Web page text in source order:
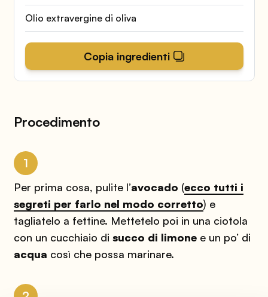
Olio extravergine di oliva
Copia ingredienti
Procedimento
1
Per prima cosa, pulite l’avocado (ecco tutti i
segreti per farlo nel modo corretto) e
tagliatelo a fettine. Mettetelo poi in una ciotola
con un cucchiaio di succo di limonee un po’ di
acqua così che possa marinare.